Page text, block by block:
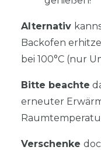
Alternativ
Backofen
bei 100°C (nur
Bitte beachte
erneuter
Verschenke